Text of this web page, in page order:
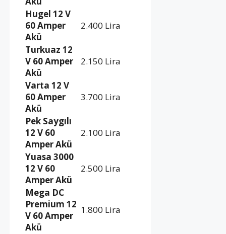
Hugel 12 V
60 Amper
Akü
2.400 Lira
Turkuaz 12
V 60 Amper
Akü
2.150 Lira
Varta 12 V
60 Amper
Akü
3.700 Lira
Pek Saygılı
12 V 60
Amper Akü
2.100 Lira
Yuasa 3000
12 V 60
Amper Akü
2.500 Lira
Mega DC
Premium 12
V 60 Amper
Akü
1.800 Lira